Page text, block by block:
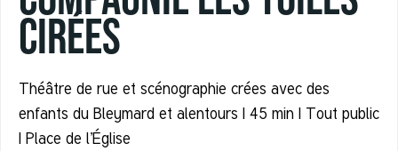
Cirées
Théâtre de rue et scénographie crées avec des
enfants du Bleymard et alentours | 45 min | Tout public
| Place de l’Église